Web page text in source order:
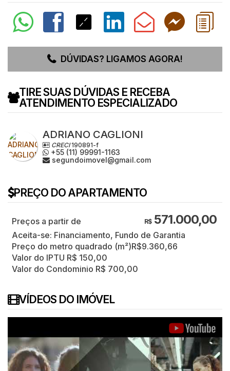
DÚVIDAS? LIGAMOS AGORA!
TIRE SUAS DÚVIDAS E RECEBA
ATENDIMENTO ESPECIALIZADO
ADRIANO CAGLIONI
CRECI190891-f
+55 (11) 99991-1163
segundoimovel@gmail.com
PREÇO DO APARTAMENTO
R$571.000,00
Aceita-se: Financiamento, Fundo de Garantia
Preço do metro quadrado (m²)R$9.360,66
Valor do IPTU R$ 150,00
Valor do Condominio R$ 700,00
VÍDEOS DO IMÓVEL